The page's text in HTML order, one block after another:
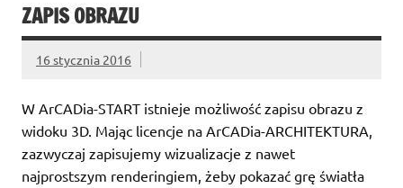
ZAPIS OBRAZU
16 stycznia 2016
W ArCADia-START istnieje możliwość zapisu obrazu z
widoku 3D. Mając licencje na ArCADia-ARCHITEKTURA,
zazwyczaj zapisujemy wizualizacje z nawet
najprostszym renderingiem, żeby pokazać grę światła